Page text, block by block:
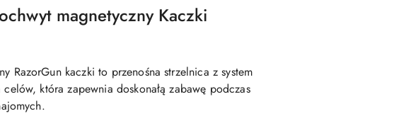
magnetyczny Kaczki
RazorGun kaczki to przenośna strzelnica z system
która zapewnia doskonałą zabawę podczas